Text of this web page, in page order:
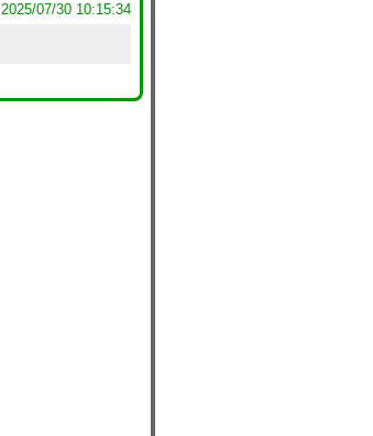
2025/07/30 10:15:34